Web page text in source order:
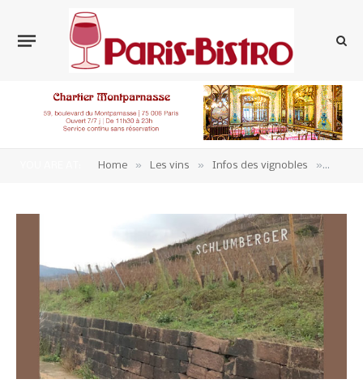
Home » Les vins » Infos des vignobles »